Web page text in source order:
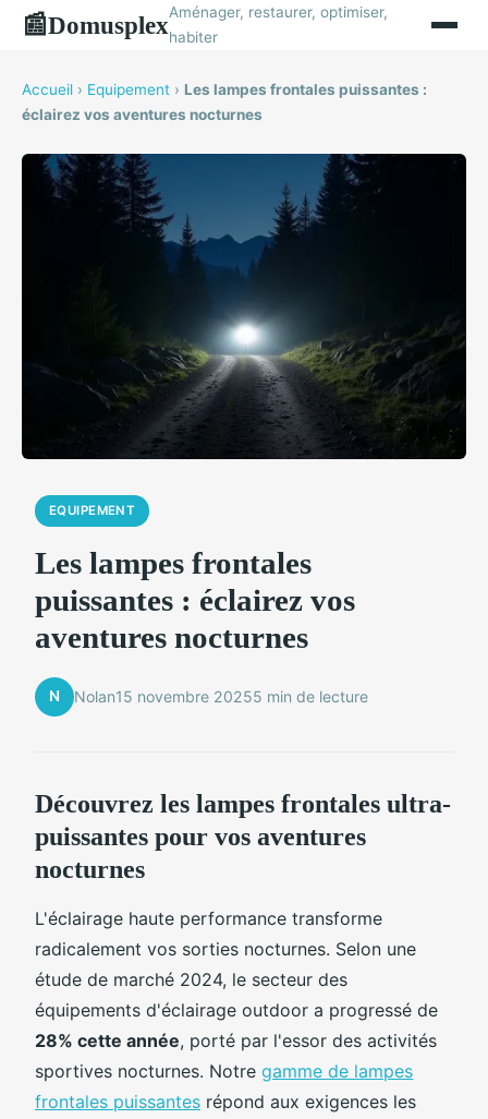
📰DomusplexAménager, restaurer, optimiser,
habiter
Accueil › Equipement › Les lampes frontales puissantes :
éclairez vos aventures nocturnes
EQUIPEMENT
Les lampes frontales
puissantes : éclairez vos
aventures nocturnes
N Nolan15 novembre 20255 min de lecture
Découvrez les lampes frontales ultra-
puissantes pour vos aventures
nocturnes
L'éclairage haute performance transforme
radicalement vos sorties nocturnes. Selon une
étude de marché 2024, le secteur des
équipements d'éclairage outdoor a progressé de
28% cette année, porté par l'essor des activités
sportives nocturnes. Notre gamme de lampes
frontales puissantes répond aux exigences les